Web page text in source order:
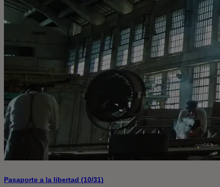
Pasaporte a la libertad (10/31)